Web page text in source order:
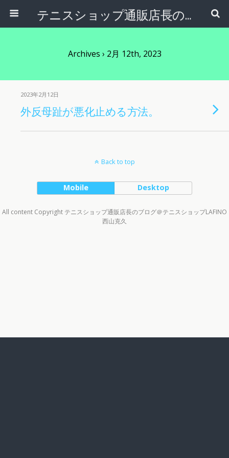
テニスショップ通販店長のブログ＠テニスショップLAFINO 西山克久
Archives › 2月 12th, 2023
2023年2月12日
外反母趾が悪化止める方法。
Back to top
Mobile Desktop
All content Copyright テニスショップ通販店長のブログ＠テニスショップLAFINO
西山克久